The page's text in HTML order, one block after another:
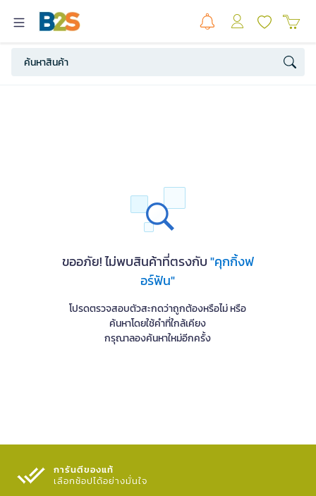
ขออภัย! ไม่พบสินค้าที่ตรงกับ"คุกกิ้งฟ
อร์ฟัน"
โปรดตรวจสอบตัวสะกดว่าถูกต้องหรือไม่ หรือ
ค้นหาโดยใช้คำที่ใกล้เคียง
กรุณาลองค้นหาใหม่อีกครั้ง
การันตีของแท้
เลือกช้อปได้อย่างมั่นใจ​